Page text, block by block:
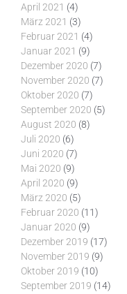
April 2021 (4)
März 2021 (3)
Februar 2021 (4)
Januar 2021 (9)
Dezember 2020 (7)
November 2020 (7)
Oktober 2020 (7)
September 2020 (5)
August 2020 (8)
Juli 2020 (6)
Juni 2020 (7)
Mai 2020 (9)
April 2020 (9)
März 2020 (5)
Februar 2020 (11)
Januar 2020 (9)
Dezember 2019 (17)
November 2019 (9)
Oktober 2019 (10)
September 2019 (14)